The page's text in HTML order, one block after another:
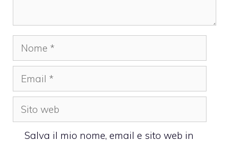
Nome
Email
Sito
web
Salva il mio nome, email e sito web in